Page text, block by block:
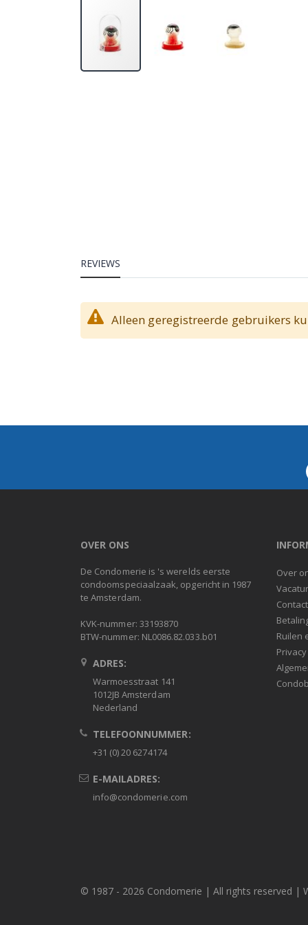
REVIEWS
Alleen geregistreerde gebruikers
OVER ONS
De Condomerie is 's werelds eerste
condoomspeciaalzaak, opgericht in 1987
te Amsterdam.
KVK-nummer: 33193870
BTW-nummer: NL0086.82.033.b01
ADRES:
Warmoesstraat 141
1012JB Amsterdam
Nederland
TELEFOONNUMMER:
+31 (0) 20 6274174
E-MAILADRES:
info@condomerie.com
Over
Contact
Ruilen
© 1987 - 2026 Condomerie | All rights reserved |